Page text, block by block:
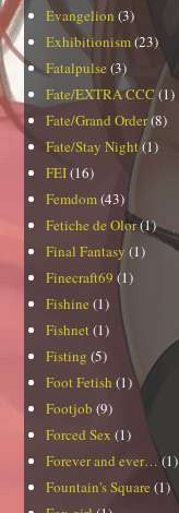
Evangelion (3)
Exhibitionism(23)
Fatalpulse (3)
Fate/EXTRA CCC(1)
Fate/Grand Order(8)
Fate/Stay Night(1)
FEI(16)
Femdom(43)
Fetiche de Olor(1)
Final Fantasy (1)
Finecraft69 (1)
Fishine (1)
Fishnet(1)
Fisting (5)
Foot Fetish (1)
Footjob (9)
Forced Sex (1)
Forever and ever… (1)
Fountain's Square (1)